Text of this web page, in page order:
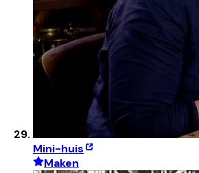
Mini-huis
Maken